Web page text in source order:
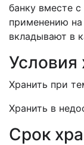
банку вместе
применению на
вкладывают в
Условия
Хранить при
Хранить в
Срок